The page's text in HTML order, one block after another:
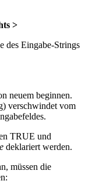
>
des Eingabe-Strings
neuem beginnen.
verschwindet vom
TRUE und
deklariert werden.
müssen die